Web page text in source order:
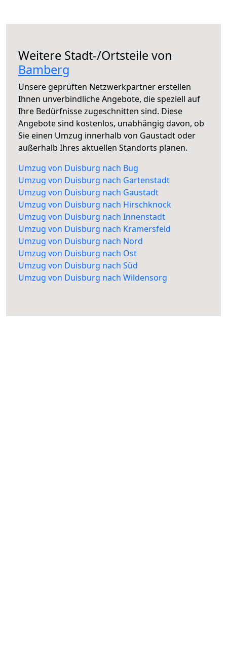
Weitere Stadt-/Ortsteile von
Bamberg
Unsere geprüften Netzwerkpartner erstellen
Ihnen unverbindliche Angebote, die speziell auf
Ihre Bedürfnisse zugeschnitten sind. Diese
Angebote sind kostenlos, unabhängig davon, ob
Sie einen Umzug innerhalb von Gaustadt oder
außerhalb Ihres aktuellen Standorts planen.
Umzug von Duisburg nach Bug
Umzug von Duisburg nach Gartenstadt
Umzug von Duisburg nach Gaustadt
Umzug von Duisburg nach Hirschknock
Umzug von Duisburg nach Innenstadt
Umzug von Duisburg nach Kramersfeld
Umzug von Duisburg nach Nord
Umzug von Duisburg nach Ost
Umzug von Duisburg nach Süd
Umzug von Duisburg nach Wildensorg